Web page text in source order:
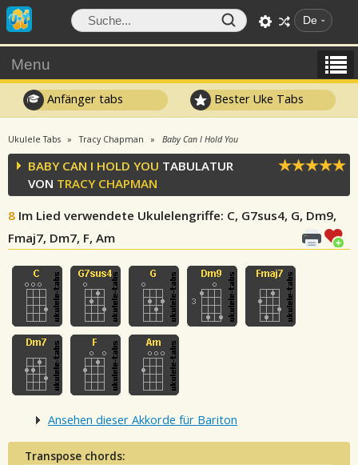
De
Menu
Anfänger tabs Bester Uke Tabs
Ukulele Tabs Tracy Chapman Baby Can I Hold You
BABY CAN I HOLD YOU TABULATUR
VON TRACY CHAPMAN
8 Im Lied verwendete Ukulelengriffe: C, G7sus4, G, Dm9,
Fmaj7, Dm7, F, Am
Ansehen dieser Akkorde für Bariton
Transpose chords: